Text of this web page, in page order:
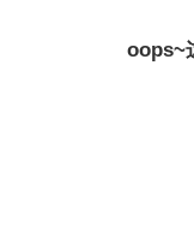
oops~